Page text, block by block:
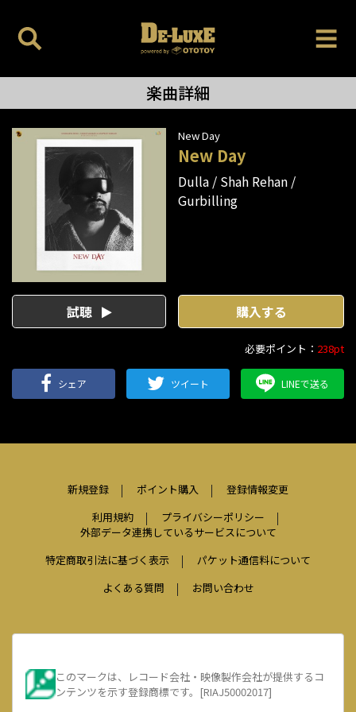
楽曲詳細
New Day
New Day
Dulla
Shah Rehan
Gurbilling
試聴 購入する
必要ポイント： 238pt
シェア ツイート LINEで送る
新規登録 ポイント購入
登録情報変更
利用規約
プライバシーポリシー
外部データ連携しているサービスについて
特定商取引法に基づく表示
パケット通信料について
よくある質問
お問い合わせ
このマークは、レコード会社・映像製作会社が提供するコ
ンテンツを示す登録商標です。[RIAJ50002017]